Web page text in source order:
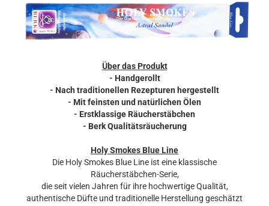
Über das Produkt
- Handgerollt
- Nach traditionellen Rezepturen hergestellt
- Mit feinsten und natürlichen Ölen
- Erstklassige Räucherstäbchen
- Berk Qualitätsräucherung
Holy Smokes Blue Line
Die Holy Smokes Blue Line ist eine klassische
Räucherstäbchen-Serie,
die seit vielen Jahren für ihre hochwertige Qualität,
authentische Düfte und traditionelle Herstellung geschätzt